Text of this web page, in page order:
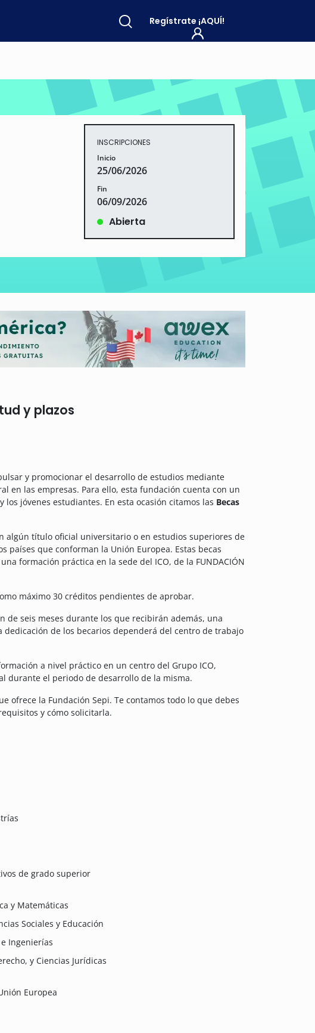
Regístrate ¡AQUÍ!
INSCRIPCIONES
Inicio
25/06/2026
Fin
06/09/2026
Abierta
y plazos
y promocionar el desarrollo de estudios mediante
en las empresas. Para ello, esta fundación cuenta con un
jóvenes estudiantes. En esta ocasión citamos las Becas
algún título oficial universitario o en estudios superiores de
que conforman la Unión Europea. Estas becas
formación práctica en la sede del ICO, de la FUNDACIÓN
máximo 30 créditos pendientes de aprobar.
de seis meses durante los que recibirán además, una
de los becarios dependerá del centro de trabajo
a nivel práctico en un centro del Grupo ICO,
durante el periodo de desarrollo de la misma.
ofrece la Fundación Sepi. Te contamos todo lo que debes
y cómo solicitarla.
de grado superior
y Matemáticas
Sociales y Educación
Ingenierías
y Ciencias Jurídicas
Europea